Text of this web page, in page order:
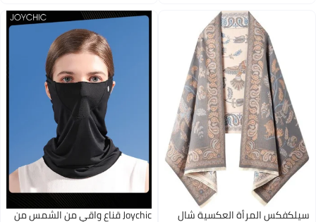
سيلكفكس المرأة العكسية شال Joychic قناع واقي من الشمس من